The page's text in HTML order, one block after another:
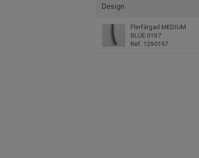
Design
Flerfärgad MEDIUM
BLUE 0197
Ref. 1290197